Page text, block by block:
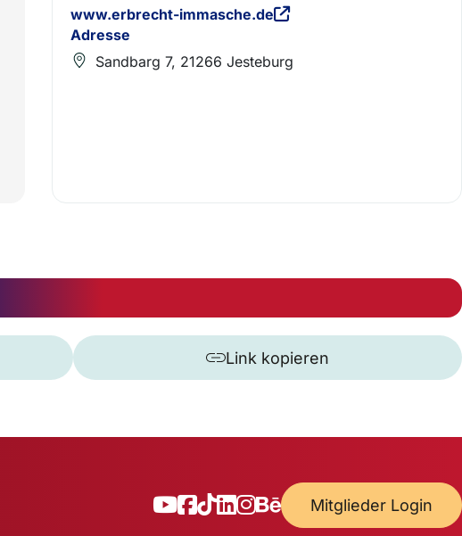
www.erbrecht-immasche.de
Adresse
Sandbarg 7, 21266 Jesteburg
Link kopieren
Mitglieder Login